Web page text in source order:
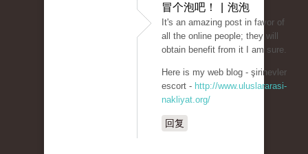
冒个泡吧！ | 泡泡
It's an amazing post in favor of
all the online people; they will
obtain benefit from it I am sure.
Here is my web blog - şirinevler
escort - http://www.uluslararasi-
nakliyat.org/
回复